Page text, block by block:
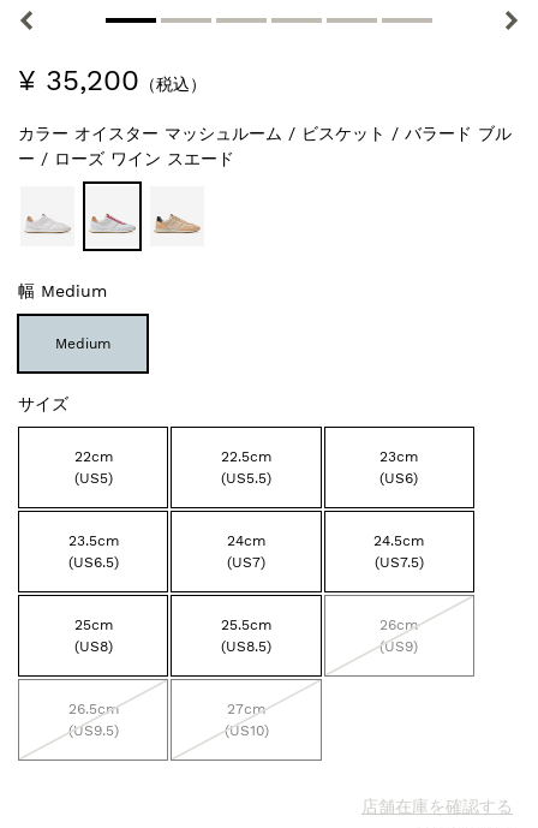
¥ 35,200 （税込）
カラー オイスター マッシュルーム / ビスケット / バラード ブル
ー / ローズ ワイン スエード
幅 Medium
Medium
サイズ
22cm
(US5)
22.5cm
(US5.5)
23cm
(US6)
23.5cm
(US6.5)
24cm
(US7)
24.5cm
(US7.5)
25cm
(US8)
25.5cm
(US8.5)
26cm
(US9)
26.5cm
(US9.5)
27cm
(US10)
店舗在庫を確認する